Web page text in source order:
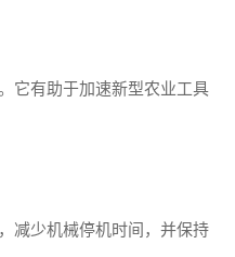
它有助于加速新型农业工具
减少机械停机时间，并保持